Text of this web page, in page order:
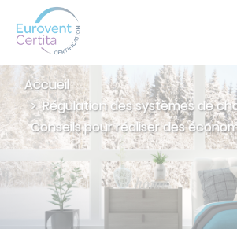
Accueil
Régulation des systèmes de
Conseils pour réaliser des